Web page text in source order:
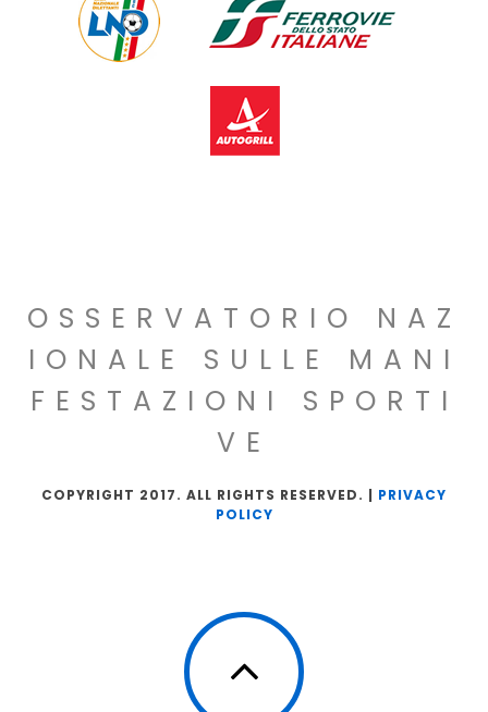
OSSERVATORIO NAZ
IONALE SULLE MANI
FESTAZIONI SPORTI
VE
COPYRIGHT 2017. ALL RIGHTS RESERVED. | PRIVACY
POLICY